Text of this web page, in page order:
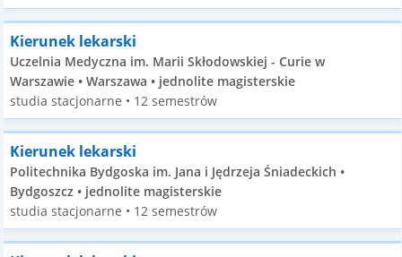
Kierunek lekarski
Uczelnia Medyczna im. Marii Skłodowskiej - Curie w
Warszawie • Warszawa • jednolite magisterskie
studia stacjonarne • 12 semestrów
Kierunek lekarski
Politechnika Bydgoska im. Jana i Jędrzeja Śniadeckich •
Bydgoszcz • jednolite magisterskie
studia stacjonarne • 12 semestrów